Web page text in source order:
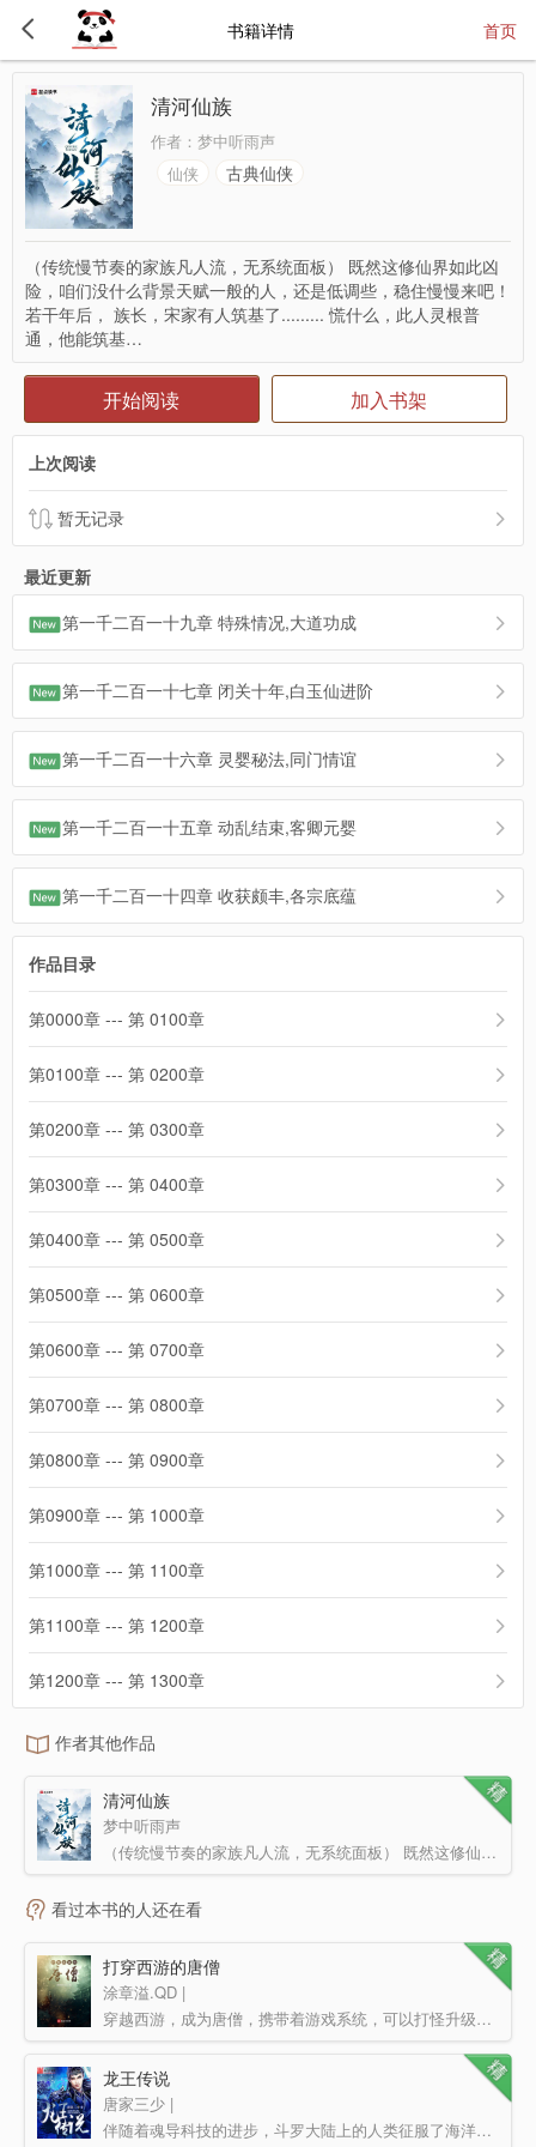
书籍详情 首页
清河仙族
作者： 梦中听雨声
仙侠
古典仙侠
（传统慢节奏的家族凡人流，无系统面板） 既然这修仙界如此凶
险，咱们没什么背景天赋一般的人，还是低调些，稳住慢慢来吧！
若干年后， 族长，宋家有人筑基了......... 慌什么，此人灵根普
通，他能筑基…
开始阅读 加入书架
上次阅读
暂无记录
最近更新
第一千二百一十九章 特殊情况,大道功成
第一千二百一十七章 闭关十年,白玉仙进阶
第一千二百一十六章 灵婴秘法,同门情谊
第一千二百一十五章 动乱结束,客卿元婴
第一千二百一十四章 收获颇丰,各宗底蕴
作品目录
第0000章 --- 第 0100章
第0100章 --- 第 0200章
第0200章 --- 第 0300章
第0300章 --- 第 0400章
第0400章 --- 第 0500章
第0500章 --- 第 0600章
第0600章 --- 第 0700章
第0700章 --- 第 0800章
第0800章 --- 第 0900章
第0900章 --- 第 1000章
第1000章 --- 第 1100章
第1100章 --- 第 1200章
第1200章 --- 第 1300章
作者其他作品
清河仙族
梦中听雨声
（传统慢节奏的家族凡人流，无系统面板） 既然这修仙界如此凶险，咱们没什么背景天赋一般的人，还是低调…
看过本书的人还在看
打穿西游的唐僧
涂章溢.QD |
穿越西游，成为唐僧，携带着游戏系统，可以打怪升级，爆装备，从此，西游路上的妖怪们危险了。 沙僧：…
龙王传说
唐家三少 |
伴随着魂导科技的进步，斗罗大陆上的人类征服了海洋，又发现了两片大陆。魂兽也随着人类魂师的猎杀无度走向…